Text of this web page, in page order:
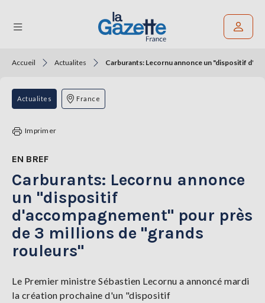
THÉMATIQUES
RÉGIONS
TENDANCES
SERVICES
LA
GAZETTE
connecter
Accueil Actualites Carburants: Lecornu annonce un "dispositif
Actualites France
Imprimer
EN BREF
Carburants: Lecornu annonce
un "dispositif
d'accompagnement" pour près
de 3 millions de "grands
rouleurs"
Le Premier ministre Sébastien Lecornu a annoncé mardi
la création prochaine d'un "dispositif